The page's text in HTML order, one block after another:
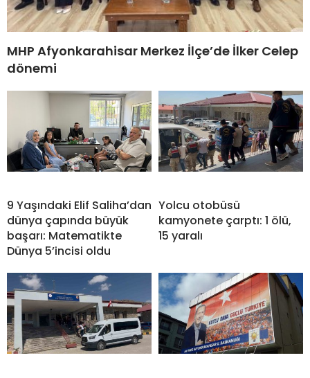
MHP Afyonkarahisar Merkez İlçe’de İlker Celep
dönemi
9 Yaşındaki Elif Saliha’dan
dünya çapında büyük
başarı: Matematikte
Dünya 5’incisi oldu
Yolcu otobüsü
kamyonete çarptı: 1 ölü,
15 yaralı